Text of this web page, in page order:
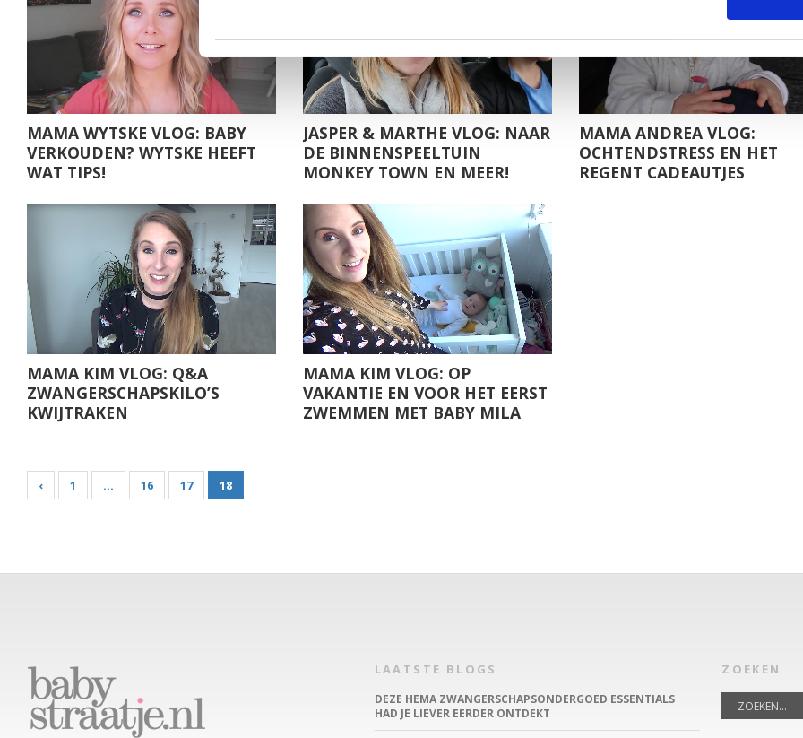
MAMA WYTSKE VLOG: BABY
VERKOUDEN? WYTSKE HEEFT
WAT TIPS!
JASPER & MARTHE VLOG: NAAR
DE BINNENSPEELTUIN
MONKEY TOWN EN MEER!
MAMA ANDREA VLOG:
OCHTENDSTRESS EN HET
REGENT CADEAUTJES
MAMA KIM VLOG: Q&A
ZWANGERSCHAPSKILO’S
KWIJTRAKEN
MAMA KIM VLOG: OP
VAKANTIE EN VOOR HET EERST
ZWEMMEN MET BABY MILA
‹ 1 … 16 17 18
LAATSTE BLOGS
DEZE HEMA ZWANGERSCHAPSONDERGOED ESSENTIALS
HAD JE LIEVER EERDER ONTDEKT
ZOEKEN